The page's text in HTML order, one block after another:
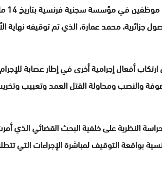
محمد عمارة، الذي تم توقيفه نهاية
أفعال إجرامية أخرى في إطار عصابة
والنصب ومحاولة القتل العمد وتعييب
النظرية على خلفية البحث القضائي الذي أمرت
بواقعة التوقيف لمباشرة الإجراءات التي